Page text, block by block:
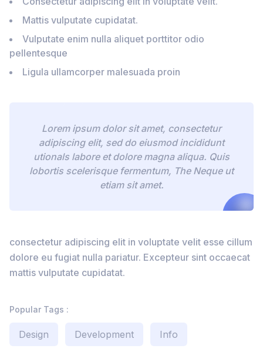
Mattis vulputate cupidatat.
Vulputate enim nulla aliquet porttitor odio
pellentesque
Ligula ullamcorper malesuada proin
Lorem ipsum dolor sit amet, consectetur
adipiscing elit, sed do eiusmod incididunt
utionals labore et dolore magna aliqua. Quis
lobortis scelerisque fermentum, The Neque ut
etiam sit amet.
consectetur adipiscing elit in voluptate velit esse cillum
dolore eu fugiat nulla pariatur. Excepteur sint occaecat
mattis vulputate cupidatat.
Popular Tags :
Design Development Info